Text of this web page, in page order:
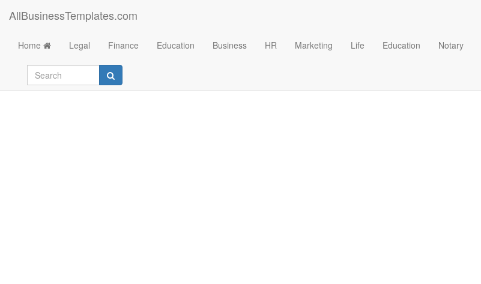
AllBusinessTemplates.com
Home Legal Finance Education Business HR Marketing Life Education Notary
Anmeldeformular für Patiententermine